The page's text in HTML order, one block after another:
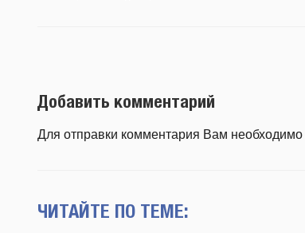
Добавить комментарий
Для отправки комментария Вам необходимо
ЧИТАЙТЕ ПО ТЕМЕ: